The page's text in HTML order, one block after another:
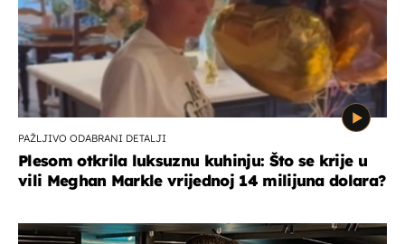
PAŽLJIVO ODABRANI DETALJI
Plesom otkrila luksuznu kuhinju: Što se krije u
vili Meghan Markle vrijednoj 14 milijuna dolara?